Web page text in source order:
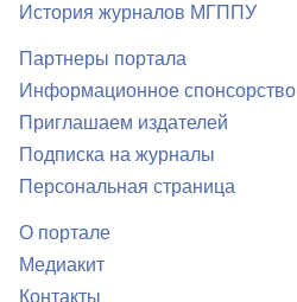
История журналов МГППУ
Партнеры портала
Информационное спонсорство
Приглашаем издателей
Подписка на журналы
Персональная страница
О портале
Медиакит
Контакты